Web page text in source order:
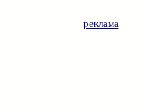
реклама